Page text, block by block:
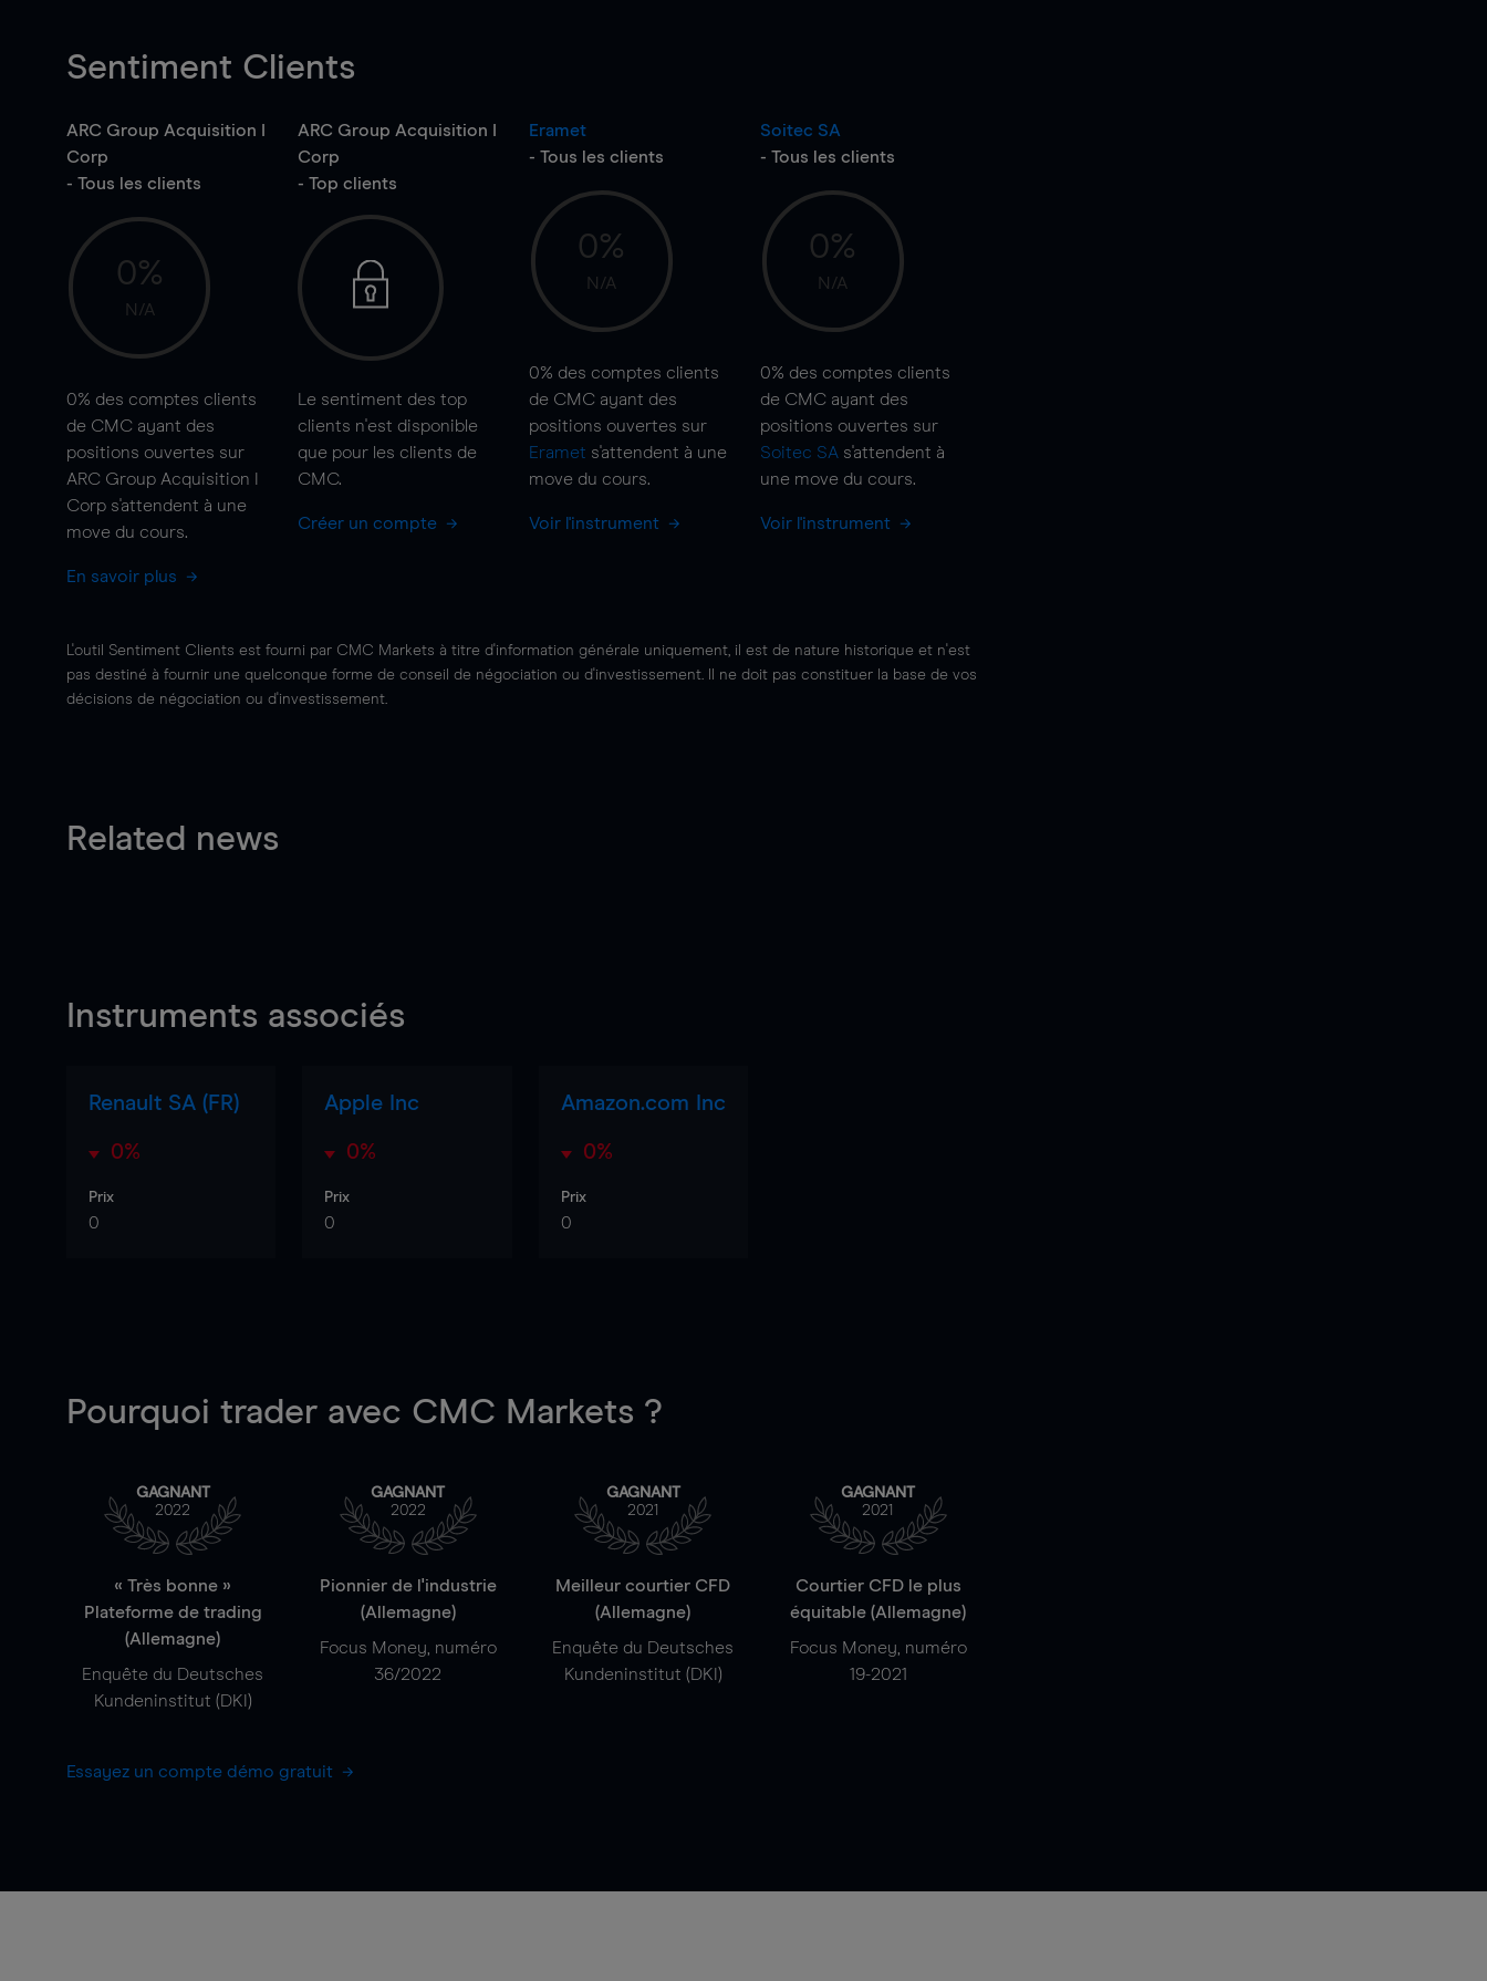
Sentiment Clients
ARC Group Acquisition I
Corp
- Tous les clients
0%
N/A
0% des comptes clients
de CMC ayant des
positions ouvertes sur
ARC Group Acquisition I
Corp s'attendent à une
move du cours.
En savoir plus
ARC Group Acquisition I
Corp
- Top clients
Le sentiment des top
clients n'est disponible
que pour les clients de
CMC.
Créer un compte
Eramet
- Tous les clients
0%
N/A
0% des comptes clients
de CMC ayant des
positions ouvertes sur
Eramet s'attendent à une
move du cours.
Voir l'instrument
Soitec SA
- Tous les clients
0%
N/A
0% des comptes clients
de CMC ayant des
positions ouvertes sur
Soitec SA s'attendent à
une move du cours.
Voir l'instrument
L'outil Sentiment Clients est fourni par CMC Markets à titre d'information générale uniquement, il est de nature historique et n'est
pas destiné à fournir une quelconque forme de conseil de négociation ou d'investissement. Il ne doit pas constituer la base de vos
décisions de négociation ou d'investissement.
Related news
Instruments associés
Renault SA (FR)
0%
Prix
0
Apple Inc
0%
Prix
0
Amazon.com Inc
0%
Prix
0
Pourquoi trader avec CMC Markets ?
GAGNANT
2022
« Très bonne »
Plateforme de trading
(Allemagne)
Enquête du Deutsches
Kundeninstitut (DKI)
GAGNANT
2022
Pionnier de l'industrie
(Allemagne)
Focus Money, numéro
36/2022
GAGNANT
2021
Meilleur courtier CFD
(Allemagne)
Enquête du Deutsches
Kundeninstitut (DKI)
GAGNANT
2021
Courtier CFD le plus
équitable (Allemagne)
Focus Money, numéro
19-2021
Essayez un compte démo gratuit